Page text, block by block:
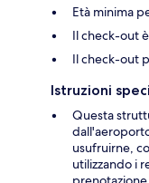
Età minima
Il check-out
Il check-out
Istruzioni
Questa
usufruirne,
utilizzando i